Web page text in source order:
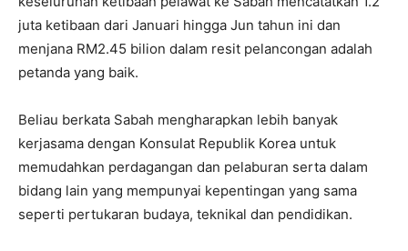
juta ketibaan dari Januari hingga Jun tahun ini dan
menjana RM2.45 bilion dalam resit pelancongan adalah
petanda yang baik.
Beliau berkata Sabah mengharapkan lebih banyak
kerjasama dengan Konsulat Republik Korea untuk
memudahkan perdagangan dan pelaburan serta dalam
bidang lain yang mempunyai kepentingan yang sama
seperti pertukaran budaya, teknikal dan pendidikan.